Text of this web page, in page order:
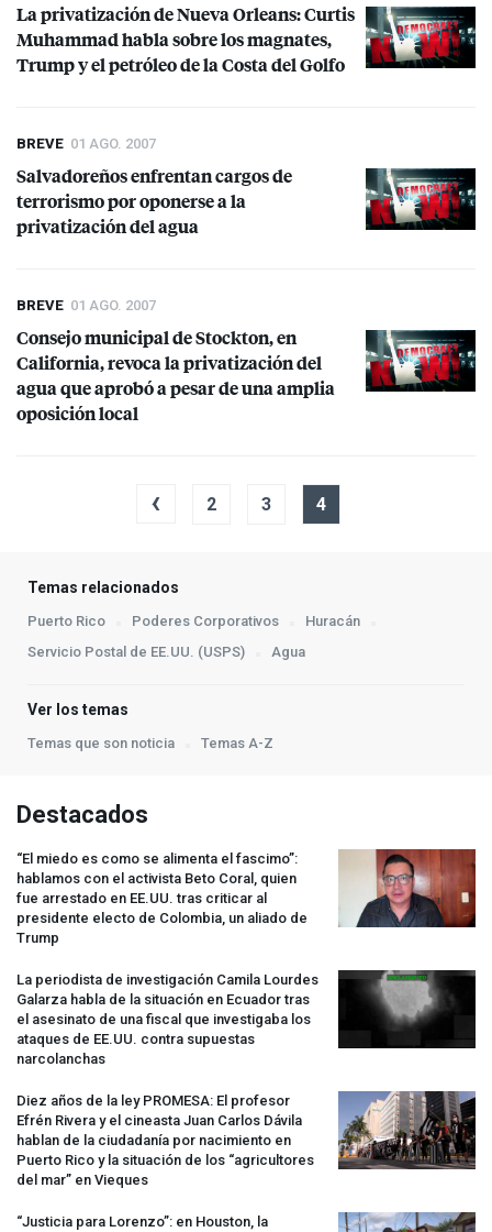
La privatización de Nueva Orleans: Curtis
Muhammad habla sobre los magnates,
Trump y el petróleo de la Costa del Golfo
BREVE 01 AGO. 2007
Salvadoreños enfrentan cargos de
terrorismo por oponerse a la
privatización del agua
BREVE 01 AGO. 2007
Consejo municipal de Stockton, en
California, revoca la privatización del
agua que aprobó a pesar de una amplia
oposición local
‹ 2 3 4
Temas relacionados
Puerto Rico Poderes Corporativos
Huracán
Servicio Postal de EE.UU. (USPS)
Agua
Ver los temas
Temas que son noticia Temas A-Z
Destacados
“El miedo es como se alimenta el fascimo”:
hablamos con el activista Beto Coral, quien
fue arrestado en EE.UU. tras criticar al
presidente electo de Colombia, un aliado de
Trump
La periodista de investigación Camila Lourdes
Galarza habla de la situación en Ecuador tras
el asesinato de una fiscal que investigaba los
ataques de EE.UU. contra supuestas
narcolanchas
Diez años de la ley PROMESA: El profesor
Efrén Rivera y el cineasta Juan Carlos Dávila
hablan de la ciudadanía por nacimiento en
Puerto Rico y la situación de los “agricultores
del mar” en Vieques
“Justicia para Lorenzo”: en Houston, la